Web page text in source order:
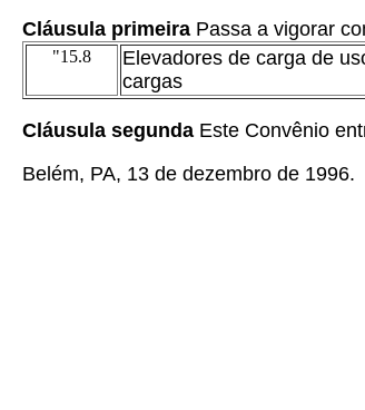
Cláusula primeira Passa a vigorar
"15.8
Elevadores de carga de
cargas
Cláusula segunda Este Convênio
Belém, PA, 13 de dezembro de 1996.